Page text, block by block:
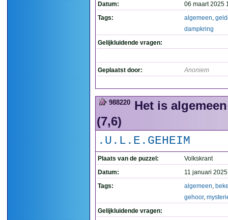
Datum:
06 maart 2025
Tags:
algemeen,
dampkring
Gelijkluidende vragen:
Geplaatst door: Anoniem
988220 Het is
(7,6)
.U.L.E.GEHEIM
Plaats van de puzzel:
Volkskrant
Datum:
11 januari
Tags:
algemeen,
gehoor,
Gelijkluidende vragen: